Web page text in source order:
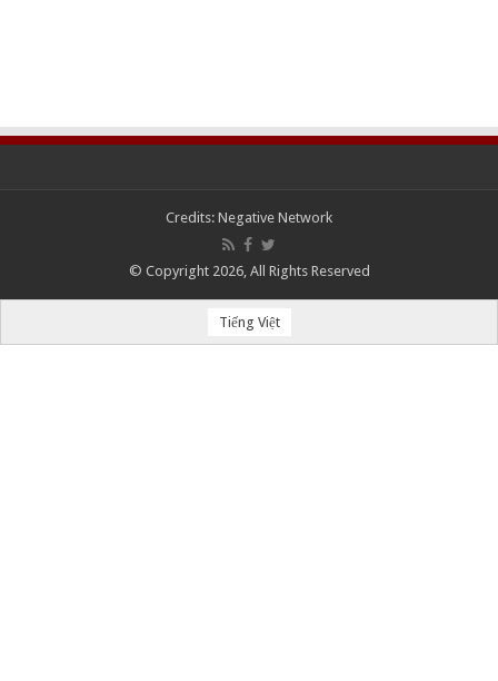
Credits: Negative Network
© Copyright 2026, All Rights Reserved
Tiếng Việt